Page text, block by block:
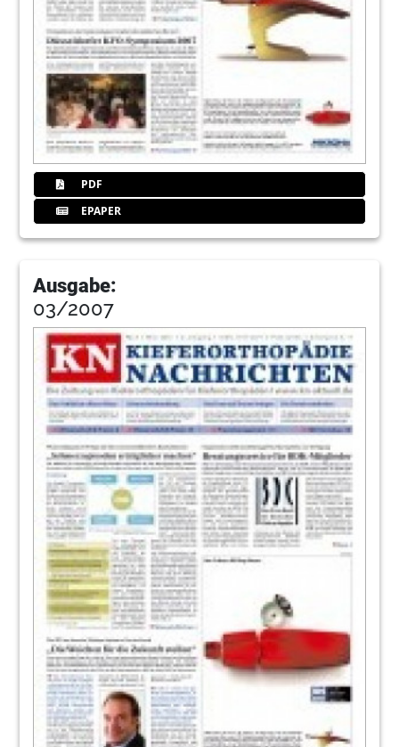
PDF
EPAPER
Ausgabe:
03/2007